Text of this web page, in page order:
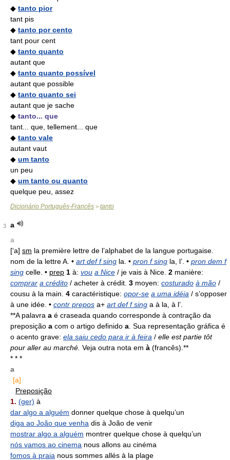
◆ tanto pior
tant pis
◆ tanto por cento
tant pour cent
◆ tanto quanto
autant que
◆ tanto quanto possível
autant que possible
◆ tanto quanto sei
autant que je sache
◆ tanto... que
tant... que, tellement... que
◆ tanto vale
autant vaut
◆ um tanto
un peu
◆ um tanto ou quanto
quelque peu, assez
Dicionário Português-Francês > tanto
3
a
a
[‘a] sm la première lettre de l’alphabet de la langue portugaise.
nom de la lettre A. • art def f sing la. • pron f sing la, l’. • pron dem f
sing celle. • prep 1 à: vou a Nice / je vais à Nice. 2 manière:
comprar a crédito / acheter à crédit. 3 moyen: costurado à mão /
cousu à la main. 4 caractéristique: opor-se a uma idéia / s’opposer
à une idée. • contr prepos a+ art def f sing a à la, à l’.
**A palavra a é craseada quando corresponde à contração da
preposição a com o artigo definido a . Sua representação gráfica é
o acento grave: ela saiu cedo para ir à feira / elle est partie tôt
pour aller au marché. Veja outra nota em à (francês).**
* * *
a
[a]
Preposição
1. (ger) à
dar algo a alguém donner quelque chose à quelqu’un
diga ao João que venha dis à João de venir
mostrar algo a alguém montrer quelque chose à quelqu’un
nós vamos ao cinema nous allons au cinéma
fomos à praia nous sommes allés à la plage